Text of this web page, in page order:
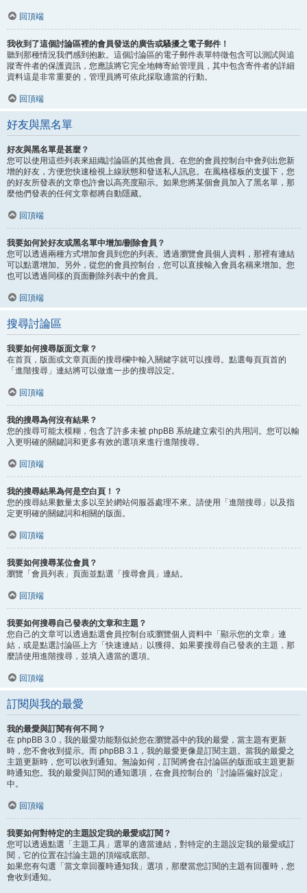
回頂端
我收到了這個討論區裡的會員發送的廣告或騷擾之電子郵件！
聽到那種情況我們感到抱歉。這個討論區的電子郵件表單特徵包含可以測試與追
蹤寄件者的保護資訊，您應該將它完全地轉寄給管理員，其中包含寄件者的詳細
資料這是非常重要的，管理員將可依此採取適當的行動。
回頂端
好友與黑名單
好友與黑名單是甚麼？
您可以使用這些列表來組織討論區的其他會員。在您的會員控制台中會列出您新
增的好友，方便您快速檢視上線狀態和發送私人訊息。在風格樣板的支援下，您
的好友所發表的文章也許會以高亮度顯示。如果您將某個會員加入了黑名單，那
麼他們發表的任何文章都將自動隱藏。
回頂端
我要如何於好友或黑名單中增加/刪除會員？
您可以透過兩種方式增加會員到您的列表。透過瀏覽會員個人資料，那裡有連結
可以點選增加。另外，從您的會員控制台，您可以直接輸入會員名稱來增加。您
也可以透過同樣的頁面刪除列表中的會員。
回頂端
搜尋討論區
我要如何搜尋版面文章？
在首頁，版面或文章頁面的搜尋欄中輸入關鍵字就可以搜尋。點選每頁頁首的
「進階搜尋」連結將可以做進一步的搜尋設定。
回頂端
我的搜尋為何沒有結果？
您的搜尋可能太模糊，包含了許多未被 phpBB 系統建立索引的共用詞。您可以輸
入更明確的關鍵詞和更多有效的選項來進行進階搜尋。
回頂端
我的搜尋結果為何是空白頁！？
您的搜尋結果數量太多以至於網站伺服器處理不來。請使用「進階搜尋」以及指
定更明確的關鍵詞和相關的版面。
回頂端
我要如何搜尋某位會員？
瀏覽「會員列表」頁面並點選「搜尋會員」連結。
回頂端
我要如何搜尋自己發表的文章和主題？
您自己的文章可以透過點選會員控制台或瀏覽個人資料中「顯示您的文章」連
結，或是點選討論區上方「快速連結」以獲得。如果要搜尋自己發表的主題，那
麼請使用進階搜尋，並填入適當的選項。
回頂端
訂閱與我的最愛
我的最愛與訂閱有何不同？
在 phpBB 3.0，我的最愛功能類似於您在瀏覽器中的我的最愛，當主題有更新
時，您不會收到提示。而 phpBB 3.1，我的最愛更像是訂閱主題。當我的最愛之
主題更新時，您可以收到通知。無論如何，訂閱將會在討論區的版面或主題更新
時通知您。我的最愛與訂閱的通知選項，在會員控制台的「討論區偏好設定」
中。
回頂端
我要如何對特定的主題設定我的最愛或訂閱？
您可以透過點選「主題工具」選單的適當連結，對特定的主題設定我的最愛或訂
閱，它的位置在討論主題的頂端或底部。
如果您有勾選「當文章回覆時通知我」選項，那麼當您訂閱的主題有回覆時，您
會收到通知。